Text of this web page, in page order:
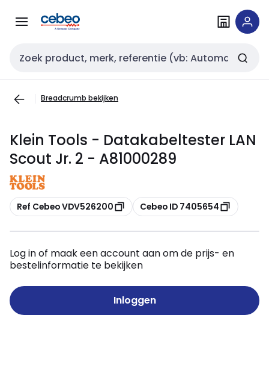
naar
naar
Zoekveld invoer
Breadcrumb bekijken
Klein Tools - Datakabeltester LAN
Scout Jr. 2 - A81000289
Kopiëren
Ref Cebeo VDV526200 Kopiëren
Cebeo ID 7405654
Log in of maak een account aan om de prijs- en
bestelinformatie te bekijken
Inloggen